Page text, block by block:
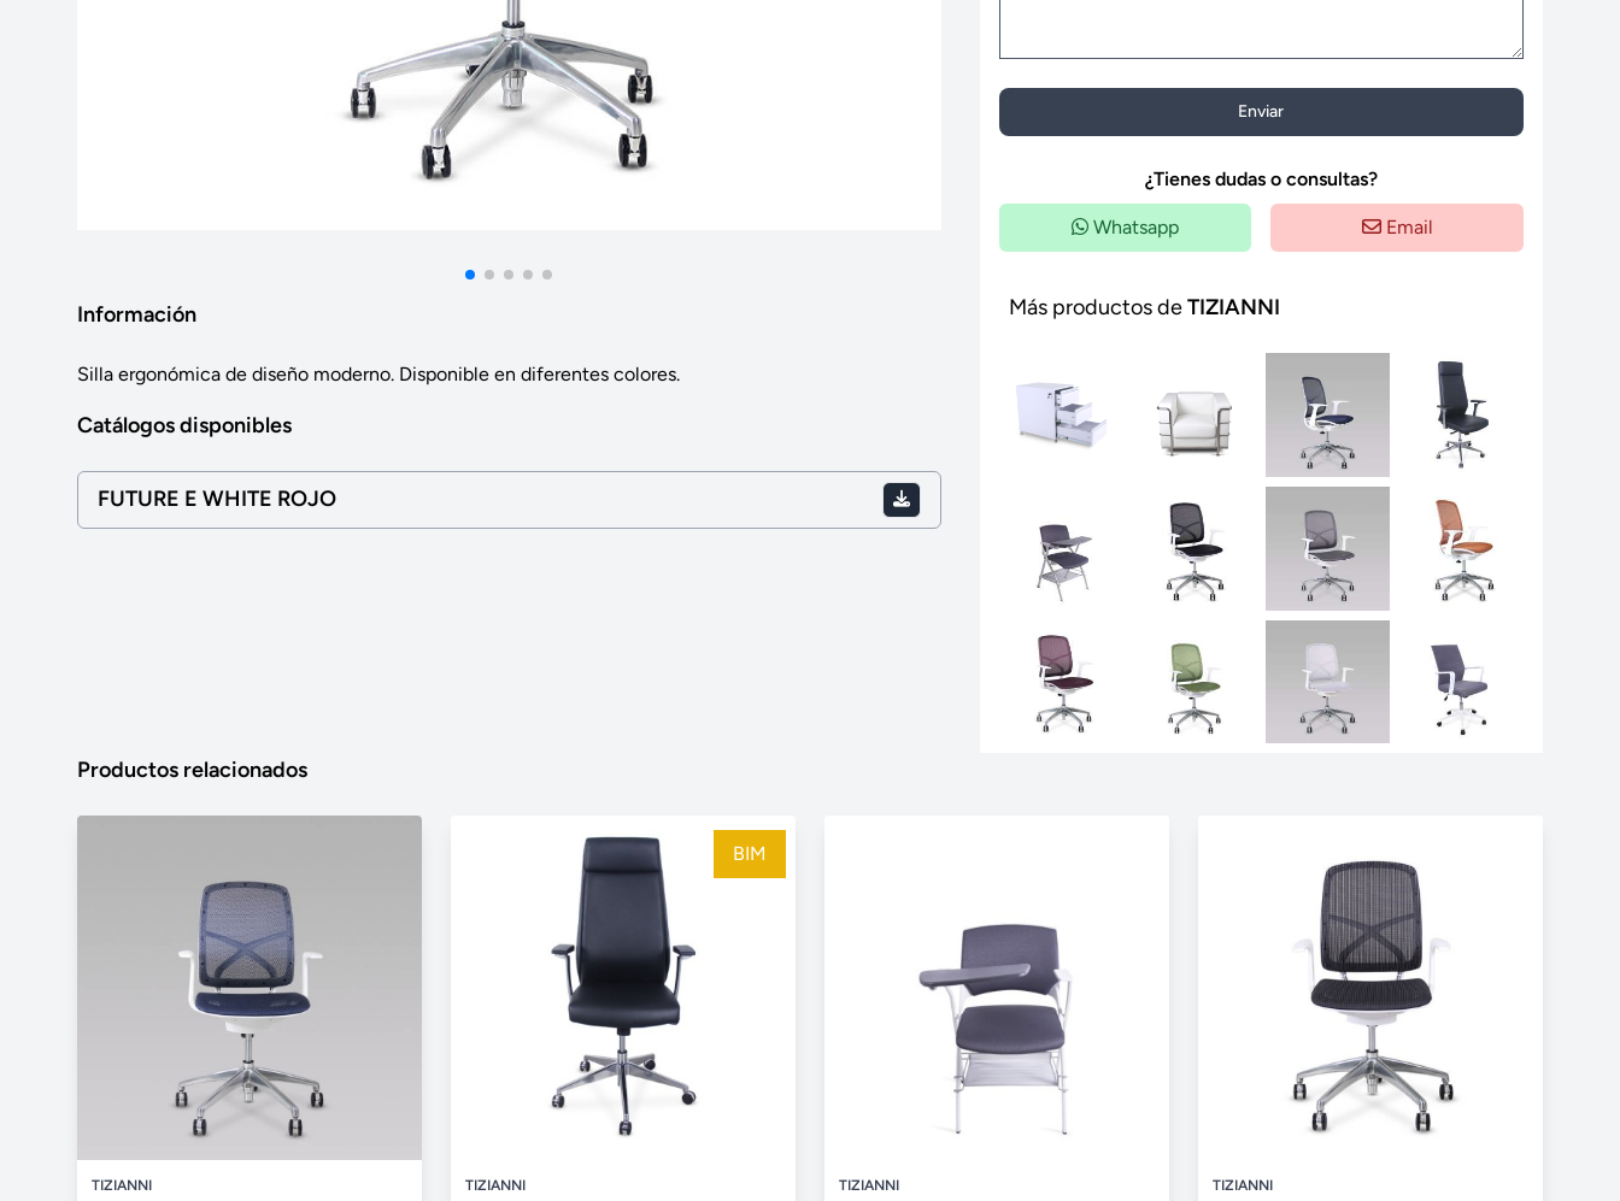
Información
Silla ergonómica de diseño moderno. Disponible en diferentes colores.
Catálogos disponibles
FUTURE E WHITE ROJO
Enviar
¿Tienes dudas o consultas?
Whatsapp Email
Más productos deTIZIANNI
Productos relacionados
TIZIANNI TIZIANNI
BIM
TIZIANNI TIZIANNI